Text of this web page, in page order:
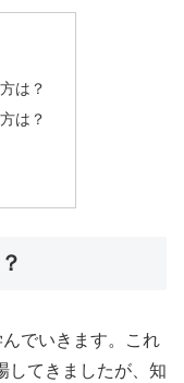
は？
は？
でいきます。これ
してきましたが、知